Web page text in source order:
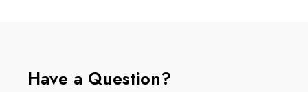
Have a Question?